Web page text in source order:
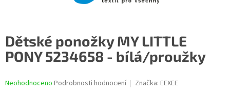
Dětské ponožky MY LITTLE
PONY 5234658 - bílá/proužky
Průměrné
Neohodnoceno Podrobnosti hodnocení Značka: EEXEE